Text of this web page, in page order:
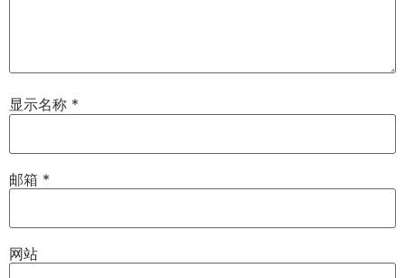
显示名称 *
邮箱 *
网站